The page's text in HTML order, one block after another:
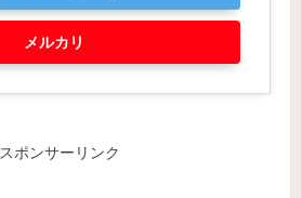
メルカリ
スポンサーリンク